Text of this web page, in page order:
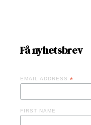
Få nyhetsbrev
EMAIL ADDRESS *
FIRST NAME